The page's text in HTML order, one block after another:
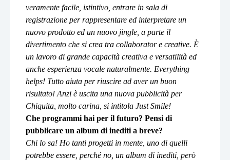
veramente facile, istintivo, entrare in sala di
registrazione per rappresentare ed interpretare un
nuovo prodotto ed un nuovo jingle, a parte il
divertimento che si crea tra collaborator e creative. È
un lavoro di grande capacità creativa e versatilità ed
anche esperienza vocale naturalmente. Everything
helps! Tutto aiuta per riuscire ad aver un buon
risultato! Anzi è uscita una nuova pubblicità per
Chiquita, molto carina, si intitola Just Smile!
Che programmi hai per il futuro? Pensi di
pubblicare un album di inediti a breve?
Chi lo sa! Ho tanti progetti in mente, uno di quelli
potrebbe essere, perché no, un album di inediti, però